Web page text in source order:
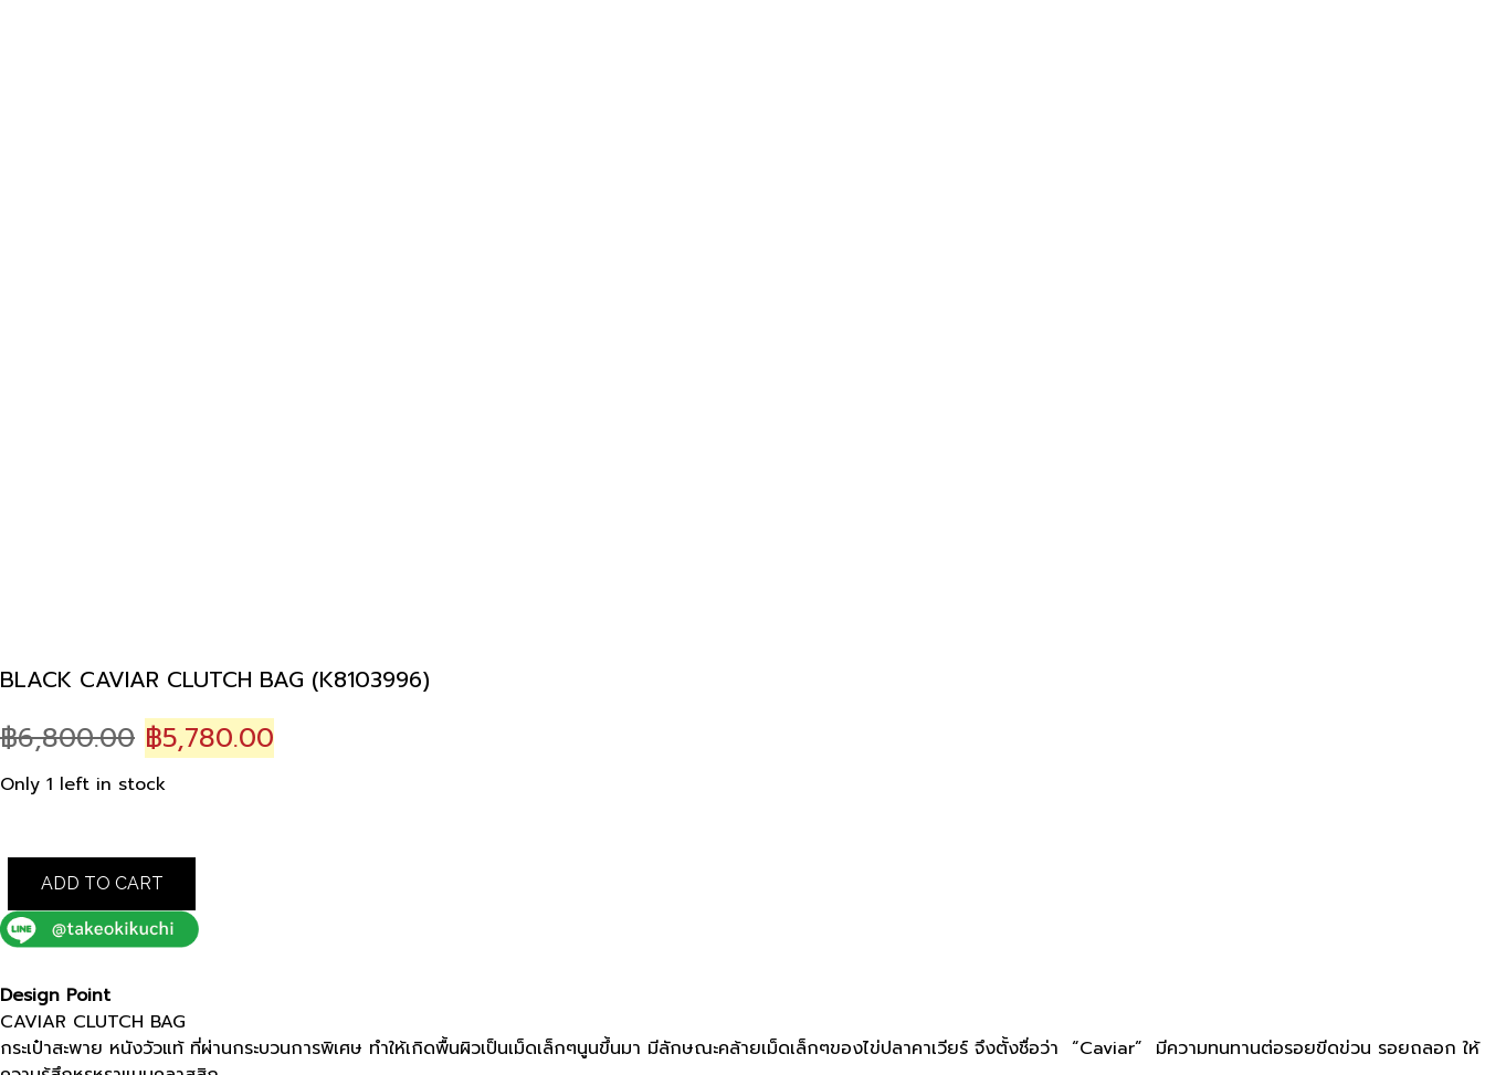
BLACK CAVIAR CLUTCH BAG (K8103996)
฿6,800.00 Original
price
฿6,800.00.
฿5,780.00
Only 1 left in stock
BLACK
CAVIAR
CLUTCH
BAG
quantity
ADD TO CART
Design Point
CAVIAR CLUTCH BAG
กระเป๋าสะพาย หนังวัวแท้ ที่ผ่านกระบวนการพิเศษ ทำให้เกิดพื้นผิวเป็นเม็ดเล็กๆนูนขึ้นมา มีลักษณะคล้ายเม็ดเล็กๆของไข่ปลาคาเวียร์ จึงตั้งชื่อว่า “Caviar” มีความทนทานต่อรอยขีดข่วน รอยถลอก ให้